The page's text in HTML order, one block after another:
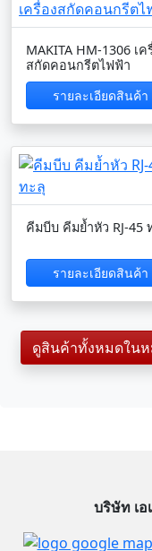
MAKITA HM-1306 เค
สกัดคอนกรีตไฟฟ้า
รายละเอียดสินค้า
คีมบีบ คีมย้ำหัว RJ-45
รายละเอียดสินค้า
ดูสินค้าทั้งหมดในห
บริษัท เอ